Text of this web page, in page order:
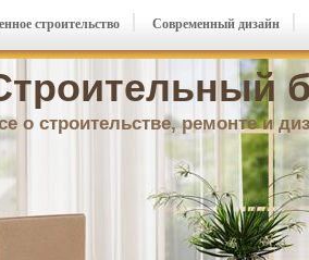
о строительстве, ремонте и
строительство Современный дизайн